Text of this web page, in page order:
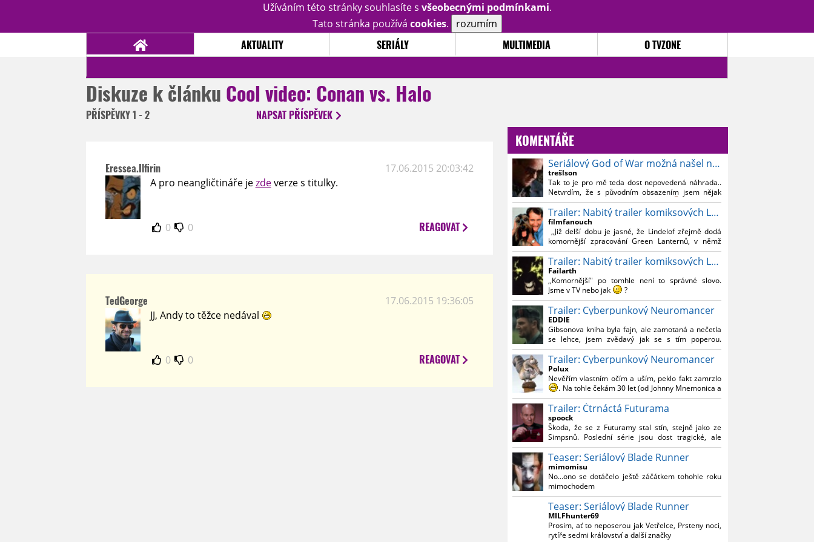
Užíváním této stránky souhlasíte s všeobecnými podmínkami.
Tato stránka používá cookies. rozumím
AKTUALITY SERIÁLY MULTIMEDIA O TVZONE
Diskuze k článku Cool video: Conan vs. Halo
PŘÍSPĚVKY1 - 2 NAPSAT PŘÍSPĚVEK
Eressea.Ilfirin
17.06.2015 20:03:42
A pro neangličtináře jezdeverze s titulky.
0 0 REAGOVAT
TedGeorge
17.06.2015 19:36:05
JJ, Andy to těžce nedával
0 0 REAGOVAT
KOMENTÁŘE
Seriálový God of War možná našel nového Kratose
trešlson
Tak to je pro mě teda dost nepovedená náhrada..
Netvrdím, že s původním obsazením jsem nějak
souznil, ale Bautistu fakt nemusim..
Trailer: Nabitý trailer komiksových Lanterns
filmfanouch
,,Již delší dobu je jasné, že Lindelof zřejmě dodá
komornější zpracování Green Lanternů, v němž
nebude moc prostoru na vesmírné blbnutí, o to více
se ovšem bude moci nová adaptace odprostit třeba
od filmového Green Lanterna s Ryanem
Reynoldsem.´´ Co je na tom nesrozumitelného?
Trailer: Nabitý trailer komiksových Lanterns
Failarth
,,Komornější" po tomhle není to správné slovo.
Jsme v TV nebo jak
?
Nebál bych se říct, že to vypadá skvěle jak po
stránce kvantity materiálu, tak i formou.
Výběr Ulricha Tomsena pro mě velké překvapení a
velmi zajímavá volba bravo.
Chandler je lepší a lepší s každou novou scénou.
Komiksy to mají ted´těžké, paradoxně tomu škodí
to všechno kolem (DC nebo MCU to je buřt) , ale
nezasloužilo by si to zářez jen kvůli tomu. Držím
tomu palce.
Trailer: Cyberpunkový Neuromancer
EDDIE
Gibsonova kniha byla fajn, ale zamotaná a nečetla
se lehce, jsem zvědavý jak se s tím poperou.
Grafický román jsem nevěděl, že existuje.
Trailer: Cyberpunkový Neuromancer
Polux
Nevěřím vlastním očím a uším, peklo fakt zamrzlo
. Na tohle čekám 30 let (od Johnny Mnemonica a
tehdejšího zjištění z časopisů, kdo je to Gibson a co
je jeho debutová kniha zač), přičemž 25 let (od
Matrixu, který pojem cyberpunk dostal do
povědomí i obyčejného diváka a nikoliv fanouška
žánru) marně doufám, že si po řadě "duchovních
nástupců", kteří přišli poté (Ghost In The Shell, Alita:
Battle Angel, Altered Carbon, Blade Runner 2049,
Cyberpunk 2077, atd.), někdo konečně vzpomene i
na bibli cyberpunku, se kterou to všechno začalo.
Teď už nezbývá nic jiného než se tiše modlit a
doufat, že to bude stát za to
. Plus kudos za
sázku na seriál a nikoliv film, snad tvůrci tu výsadu
násobně větší stopáže náležitě využijí.
Trailer: Čtrnáctá Futurama
spoock
Škoda, že se z Futuramy stal stín, stejně jako ze
Simpsnů. Poslední série jsou dost tragické, ale
třeba se objeví nějaký zajímavý scénárista.
Nedávno začala vycházet nová řada Ricka a
Mortyho a já z úžasem zjistil, že se na to dá opět
koukat.
Teaser: Seriálový Blade Runner
mimomisu
No...ono se dotáčelo ještě záčátkem tohohle roku
mimochodem
Teaser: Seriálový Blade Runner
MILFhunter69
Prosim, ať to neposerou jak Vetřelce, Prsteny noci,
rytíře sedmi království a další značky